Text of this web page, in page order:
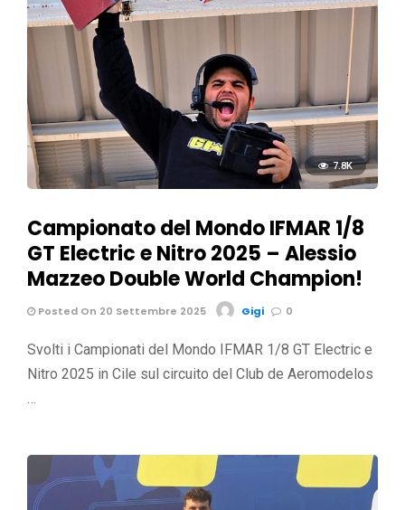
7.8K
Campionato del Mondo IFMAR 1/8
GT Electric e Nitro 2025 – Alessio
Mazzeo Double World Champion!
Posted On 20 Settembre 2025 Gigi 0
Svolti i Campionati del Mondo IFMAR 1/8 GT Electric e
Nitro 2025 in Cile sul circuito del Club de Aeromodelos